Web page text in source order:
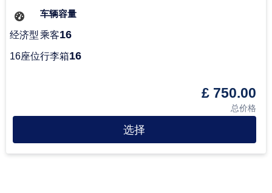
经济型
16座位
车辆容量
乘客16
行李箱16
£ 750.00
总价格
选择